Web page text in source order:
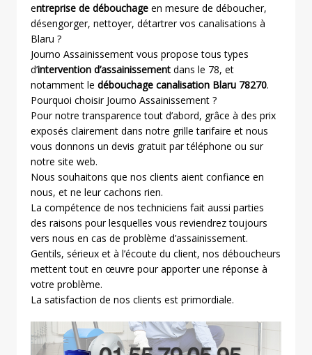
entreprise de débouchage en mesure de déboucher,
désengorger, nettoyer, détartrer vos canalisations à
Blaru ?
Journo Assainissement vous propose tous types
d’intervention d’assainissement dans le 78, et
notamment le débouchage canalisation Blaru 78270.
Pourquoi choisir Journo Assainissement ?
Pour notre transparence tout d’abord, grâce à des prix
exposés clairement dans notre grille tarifaire et nous
vous donnons un devis gratuit par téléphone ou sur
notre site web.
Nous souhaitons que nos clients aient confiance en
nous, et ne leur cachons rien.
La compétence de nos techniciens fait aussi parties
des raisons pour lesquelles vous reviendrez toujours
vers nous en cas de problème d’assainissement.
Gentils, sérieux et à l’écoute du client, nos déboucheurs
mettent tout en œuvre pour apporter une réponse à
votre problème.
La satisfaction de nos clients est primordiale.